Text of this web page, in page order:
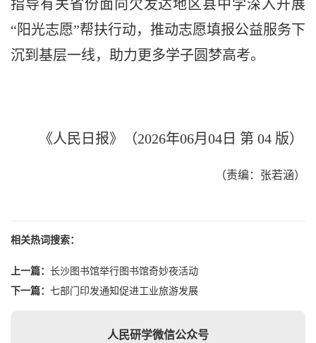
指导有关省份面向欠发达地区县中学深入开展
“阳光志愿”帮扶行动，推动志愿填报公益服务下
沉到基层一线，助力更多学子圆梦高考。
《人民日报》（2026年06月04日 第 04 版）
（责编：张若涵）
相关热词搜索：
上一篇： 长沙图书馆举行图书馆奇妙夜活动
下一篇： 七部门印发通知促进工业旅游发展
人民研学微信公众号